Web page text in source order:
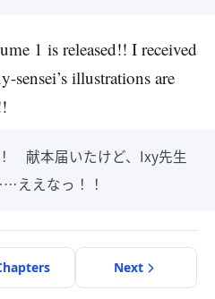
1 is released!! I received
sensei’s illustrations are
献本届いたけど、Ixy先生
ええなっ！！
s Next